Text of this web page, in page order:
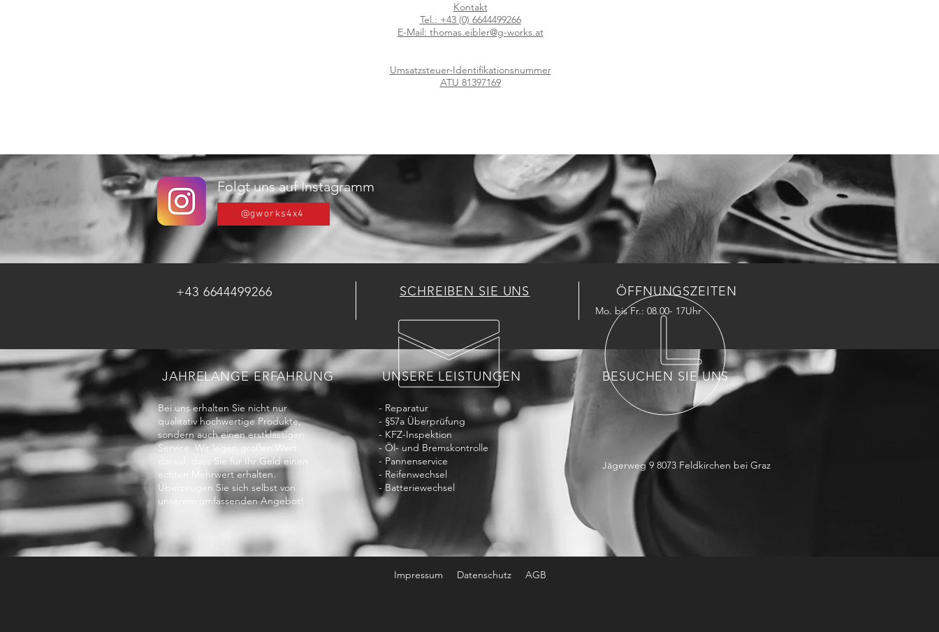
Kontakt
Tel.: +43 (0) 6644499266
E-Mail: thomas.eibler@g-works.at
Umsatzsteuer-Identifikationsnummer
ATU 81397169
Folgt uns auf Instagramm
@gworks4x4
+43 6644499266 SCHREIBEN SIE UNS ÖFFNUNGSZEITEN
Mo. bis Fr.: 08.00- 17Uhr
JAHRELANGE ERFAHRUNG UNSERE LEISTUNGEN BESUCHEN SIE UNS
Bei uns erhalten Sie nicht nur
qualitativ hochwertige Produkte,
sondern auch einen erstklassigen
Service. Wir legen großen Wert
darauf, dass Sie für Ihr Geld einen
echten Mehrwert erhalten.
Überzeugen Sie sich selbst von
unserem umfassenden Angebot!
- Reparatur
- §57a Überprüfung
- KFZ-Inspektion
- Öl- und Bremskontrolle
- Pannenservice
- Reifenwechsel
- Batteriewechsel
Jägerweg 9 8073 Feldkirchen bei Graz
Impressum Datenschutz AGB